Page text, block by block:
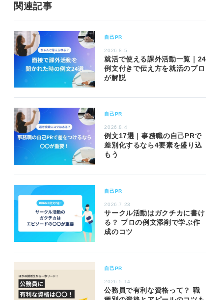
関連記事
自己PR
2026.8.5
就活で使える課外活動一覧｜24
例文付きで伝え方を就活のプロ
が解説
自己PR
2026.8.4
例文17選｜事務職の自己PRで
差別化するなら4要素を盛り込
もう
自己PR
2026.7.23
サークル活動はガクチカに書け
る？ プロの例文添削で学ぶ作
成のコツ
自己PR
2026.5.14
公務員で有利な資格って？ 職